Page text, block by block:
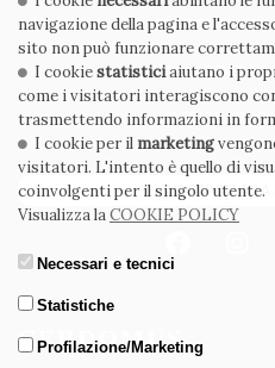
PRIVACY POLICY
CONDIZIONI GENERALI
CODICE ETICO
ISCRIVITI ALLA
navigazione della pagina e
sito non può funzionare
I cookiestatisticiaiutano i
come i visitatori interagiscono
trasmettendo informazioni in
I cookie per il marketing
visitatori. L'intento è quello di
coinvolgenti per il singolo utente.
Visualizza laCOOKIE POLICY
Necessari e tecnici
Statistiche
Profilazione/Marketing